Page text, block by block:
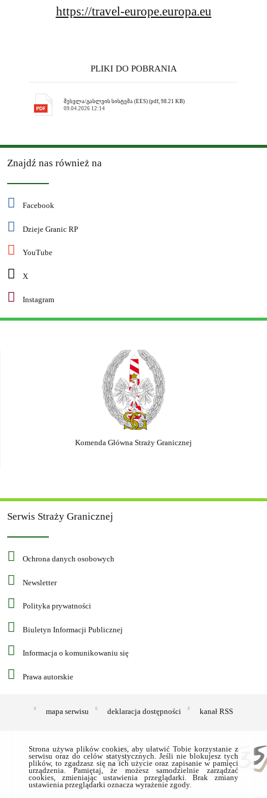
https://travel-europe.europa.eu
PLIKI DO POBRANIA
შესვლა/გასლვის სისტემა (EES) (pdf, 98.21 KB)
09.04.2026 12:14
Znajdź nas również na
Facebook
Dzieje Granic RP
YouTube
X
Instagram
Komenda Główna Straży Granicznej
Serwis Straży Granicznej
Ochrona danych osobowych
Newsletter
Polityka prywatności
Biuletyn Informacji Publicznej
Informacja o komunikowaniu się
Prawa autorskie
mapa serwisu deklaracja dostępności kanał RSS
Strona używa plików cookies, aby ułatwić Tobie korzystanie z
serwisu oraz do celów statystycznych. Jeśli nie blokujesz tych
plików, to zgadzasz się na ich użycie oraz zapisanie w pamięci
urządzenia. Pamiętaj, że możesz samodzielnie zarządzać
cookies, zmieniając ustawienia przeglądarki. Brak zmiany
ustawienia przeglądarki oznacza wyrażenie zgody.